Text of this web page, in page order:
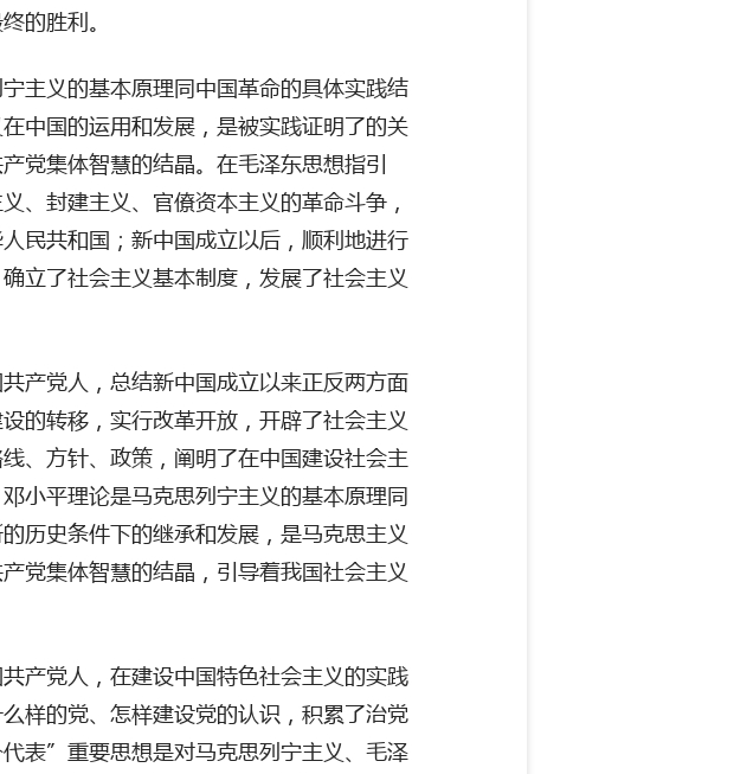
的胜利。
主义的基本原理同中国革命的具体实践结
中国的运用和发展，是被实践证明了的关
党集体智慧的结晶。在毛泽东思想指引
、封建主义、官僚资本主义的革命斗争，
民共和国；新中国成立以后，顺利地进行
立了社会主义基本制度，发展了社会主义
产党人，总结新中国成立以来正反两方面
的转移，实行改革开放，开辟了社会主义
、方针、政策，阐明了在中国建设社会主
小平理论是马克思列宁主义的基本原理同
历史条件下的继承和发展，是马克思主义
党集体智慧的结晶，引导着我国社会主义
产党人，在建设中国特色社会主义的实践
样的党、怎样建设党的认识，积累了治党
表”重要思想是对马克思列宁主义、毛泽